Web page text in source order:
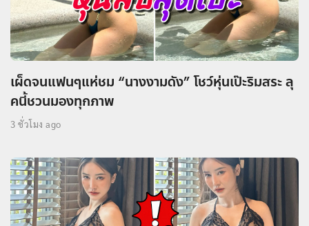
เผ็ดจนแฟนๆแห่ชม “นางงามดัง” โชว์หุ่นเป๊ะริมสระ ลุ
คนี้ชวนมองทุกภาพ
3 ชั่วโมง ago